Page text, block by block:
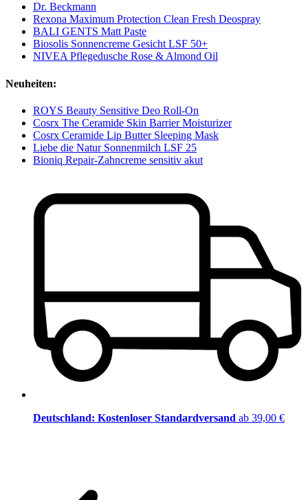
Dr. Beckmann
Rexona Maximum Protection Clean Fresh Deospray
BALI GENTS Matt Paste
Biosolis Sonnencreme Gesicht LSF 50+
NIVEA Pflegedusche Rose & Almond Oil
Neuheiten:
ROYS Beauty Sensitive Deo Roll-On
Cosrx The Ceramide Skin Barrier Moisturizer
Cosrx Ceramide Lip Butter Sleeping Mask
Liebe die Natur Sonnenmilch LSF 25
Bioniq Repair-Zahncreme sensitiv akut
Deutschland: Kostenloser Standardversand ab 39,00 €